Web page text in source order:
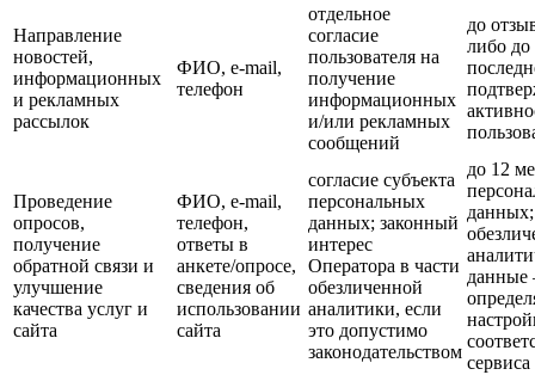
Направление
новостей,
информационных
и рекламных
рассылок
ФИО, e-mail,
телефон
отдельное
согласие
пользователя на
получение
информационных
и/или рекламных
сообщений
до
либо до
Проведение
опросов,
получение
обратной связи и
улучшение
качества услуг и
сайта
ФИО, e-mail,
телефон,
ответы в
анкете/опросе,
сведения об
использовании
сайта
согласие субъекта
персональных
данных; законный
интерес
Оператора в части
обезличенной
аналитики, если
это допустимо
законодательством
до 12
данных;
данные
сервиса